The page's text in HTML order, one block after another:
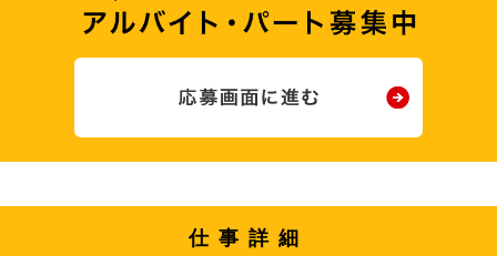
仕事詳細